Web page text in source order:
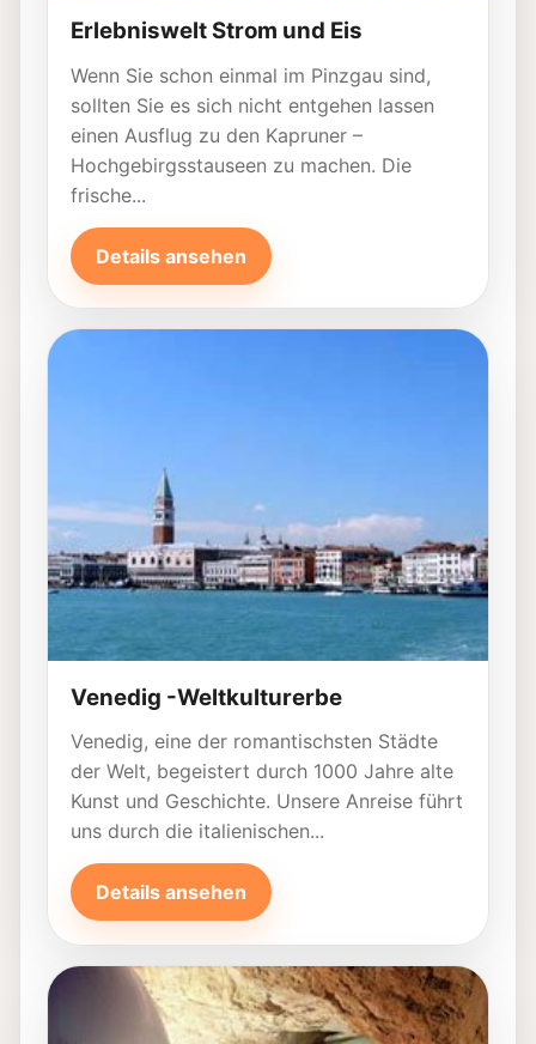
Erlebniswelt Strom und Eis
Wenn Sie schon einmal im Pinzgau sind,
sollten Sie es sich nicht entgehen lassen
einen Ausflug zu den Kapruner –
Hochgebirgsstauseen zu machen. Die
frische...
Details ansehen
Venedig -Weltkulturerbe
Venedig, eine der romantischsten Städte
der Welt, begeistert durch 1000 Jahre alte
Kunst und Geschichte. Unsere Anreise führt
uns durch die italienischen...
Details ansehen